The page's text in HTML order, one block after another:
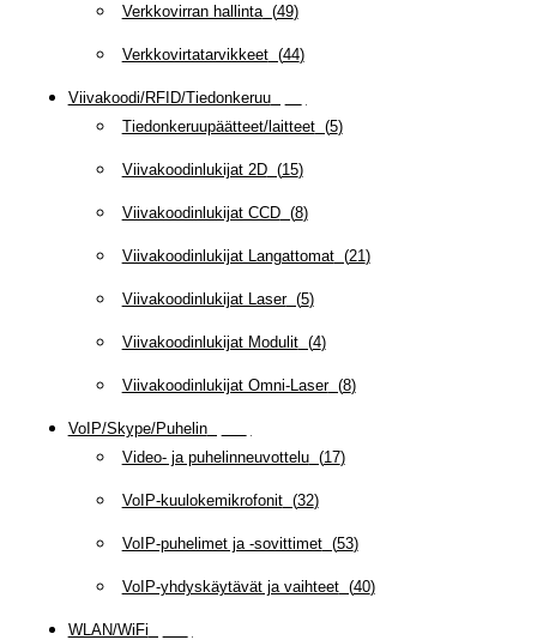
Verkkovirran hallinta(49)
Verkkovirtatarvikkeet(44)
Viivakoodi/RFID/Tiedonkeruu(
Tiedonkeruupäätteet/laitteet(5)
Viivakoodinlukijat 2D(15)
Viivakoodinlukijat CCD(8)
Viivakoodinlukijat Langattomat(21 )
Viivakoodinlukijat Laser(5)
Viivakoodinlukijat Modulit(4)
Viivakoodinlukijat Omni-Laser(8)
VoIP/Skype/Puhelin(
Video- ja puhelinneuvottelu(17)
VoIP-kuulokemikrofonit(32)
VoIP-puhelimet ja -sovittimet(53)
VoIP-yhdyskäytävät ja vaihteet(40)
WLAN/WiFi